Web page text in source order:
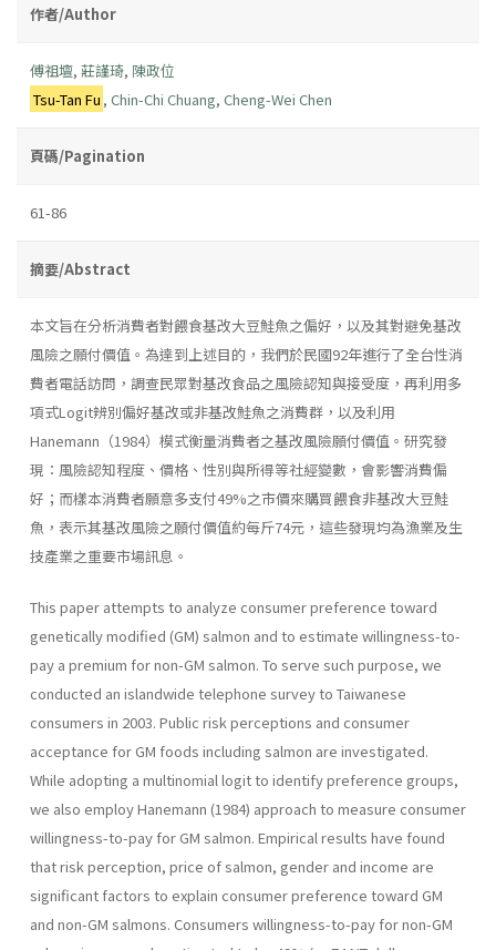
作者/Author
傅祖壇, 莊謹琦, 陳政位
Tsu-Tan Fu ,Chin-Chi Chuang,Cheng-Wei Chen
頁碼/Pagination
61-86
摘要/Abstract
本文旨在分析消費者對餵食基改大豆鮭魚之偏好，以及其對避免基改
風險之願付價值。為達到上述目的，我們於民國92年進行了全台性消
費者電話訪問，調查民眾對基改食品之風險認知與接受度，再利用多
項式Logit辨別偏好基改或非基改鮭魚之消費群，以及利用
Hanemann（1984）模式衡量消費者之基改風險願付價值。研究發
現：風險認知程度、價格、性別與所得等社經變數，會影響消費偏
好；而樣本消費者願意多支付49%之市價來購買餵食非基改大豆鮭
魚，表示其基改風險之願付價值約每斤74元，這些發現均為漁業及生
技產業之重要市場訊息。
This paper attempts to analyze consumer preference toward
genetically modified (GM) salmon and to estimate willingness-to-
pay a premium for non-GM salmon. To serve such purpose, we
conducted an islandwide telephone survey to Taiwanese
consumers in 2003. Public risk perceptions and consumer
acceptance for GM foods including salmon are investigated.
While adopting a multinomial logit to identify preference groups,
we also employ Hanemann (1984) approach to measure consumer
willingness-to-pay for GM salmon. Empirical results have found
that risk perception, price of salmon, gender and income are
significant factors to explain consumer preference toward GM
and non-GM salmons. Consumers willingness-to-pay for non-GM